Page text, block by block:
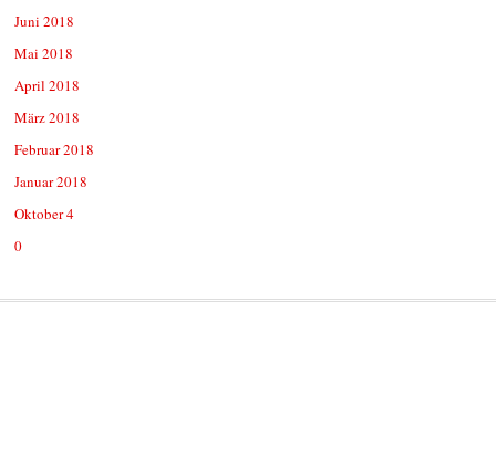
Juni 2018
Mai 2018
April 2018
März 2018
Februar 2018
Januar 2018
Oktober 4
0